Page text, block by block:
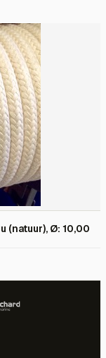
(natuur), Ø: 10,00